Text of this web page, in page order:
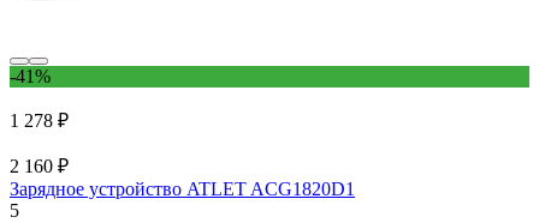
-41%
1 278 ₽
2 160 ₽
Зарядное устройство ATLET ACG1820D1
5